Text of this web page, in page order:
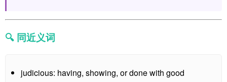
🔍 同近义词
judicious: having, showing, or done with good